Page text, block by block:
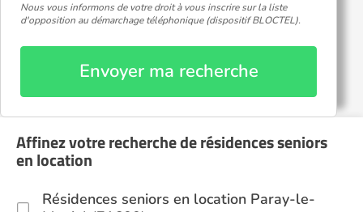
Nous vous informons de votre droit à vous inscrire sur la liste
d'opposition au démarchage téléphonique (dispositif BLOCTEL).
Envoyer ma recherche
Affinez votre recherche de résidences seniors
en location
Résidences seniors en location Paray-le-